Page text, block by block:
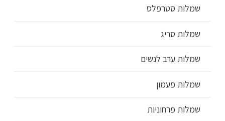
שמלות סטרפלס
שמלות סריג
שמלות ערב לנשים
שמלות פעמון
שמלות פרחוניות